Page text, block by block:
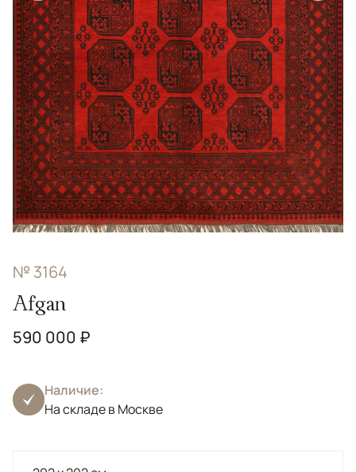
№ 3164
Afgan
590 000 ₽
Наличие:
На складе в Москве